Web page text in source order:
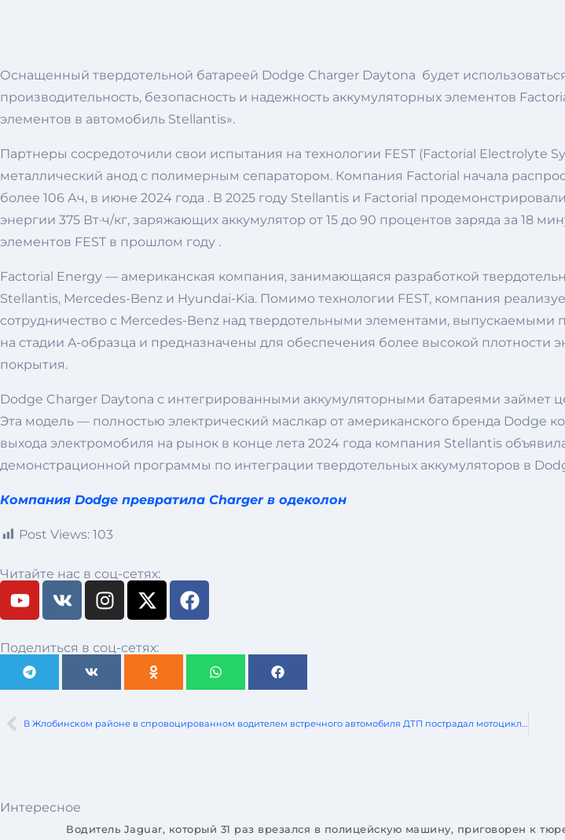
Оснащенный твердотельной батареей Dodge Charger Daytona будет
производительность, безопасность и надежность аккумуляторных элементов
элементов в автомобиль Stellantis».
Партнеры сосредоточили свои испытания на технологии FEST (Factorial Electrolyte
металлический анод с полимерным сепаратором. Компания Factorial начала
более 106 Ач, в июне 2024 года . В 2025 году Stellantis и Factorial
энергии 375 Вт·ч/кг, заряжающих аккумулятор от 15 до 90 процентов заряда за 18
элементов FEST в прошлом году .
Factorial Energy — американская компания, занимающаяся разработкой
Stellantis, Mercedes-Benz и Hyundai-Kia. Помимо технологии FEST, компания
сотрудничество с Mercedes-Benz над твердотельными элементами, выпускаемыми
на стадии A-образца и предназначены для обеспечения более высокой плотности
покрытия.
Dodge Charger Daytona с интегрированными аккумуляторными батареями займет
Эта модель — полностью электрический маслкар от американского бренда Dodge
выхода электромобиля на рынок в конце лета 2024 года компания Stellantis
демонстрационной программы по интеграции твердотельных аккумуляторов в
Компания Dodge превратила Charger в одеколон
Post Views: 103
Читайте нас в соц-сетях:
Поделиться в соц-сетях:
Интересное
Водитель Jaguar, который 31 раз врезался в полицейскую машину, приговорен к